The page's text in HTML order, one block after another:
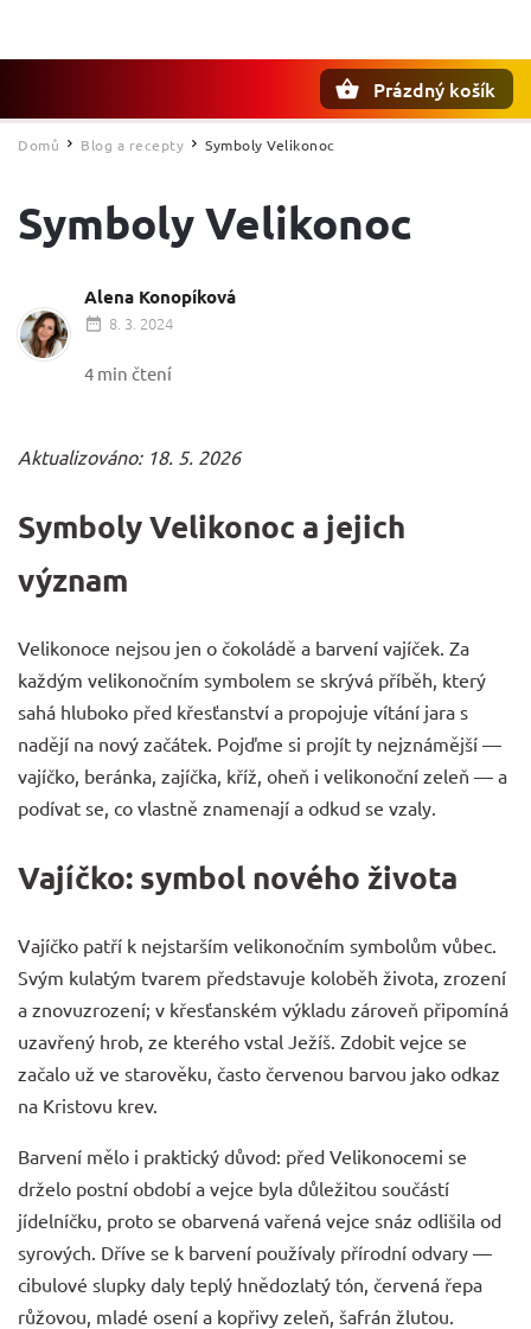
Prázdný košík
Domů / Blog a recepty / Symboly Velikonoc
Symboly Velikonoc
Alena Konopíková
8. 3. 2024
4 min čtení
Aktualizováno: 18. 5. 2026
Symboly Velikonoc a jejich
význam
Velikonoce nejsou jen o čokoládě a barvení vajíček. Za
každým velikonočním symbolem se skrývá příběh, který
sahá hluboko před křesťanství a propojuje vítání jara s
nadějí na nový začátek. Pojďme si projít ty nejznámější —
vajíčko, beránka, zajíčka, kříž, oheň i velikonoční zeleň — a
podívat se, co vlastně znamenají a odkud se vzaly.
Vajíčko: symbol nového života
Vajíčko patří k nejstarším velikonočním symbolům vůbec.
Svým kulatým tvarem představuje koloběh života, zrození
a znovuzrození; v křesťanském výkladu zároveň připomíná
uzavřený hrob, ze kterého vstal Ježíš. Zdobit vejce se
začalo už ve starověku, často červenou barvou jako odkaz
na Kristovu krev.
Barvení mělo i praktický důvod: před Velikonocemi se
drželo postní období a vejce byla důležitou součástí
jídelníčku, proto se obarvená vařená vejce snáz odlišila od
syrových. Dříve se k barvení používaly přírodní odvary —
cibulové slupky daly teplý hnědozlatý tón, červená řepa
růžovou, mladé osení a kopřivy zeleň, šafrán žlutou.